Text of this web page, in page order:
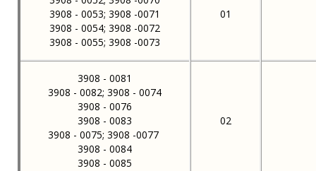
3908 - 0053; 3908 -0071
3908 - 0054; 3908 -0072
3908 - 0055; 3908 -0073
01
3908 - 0081
3908 - 0082; 3908 - 0074
3908 - 0076
3908 - 0083
3908 - 0075; 3908 -0077
3908 - 0084
3908 - 0085
02